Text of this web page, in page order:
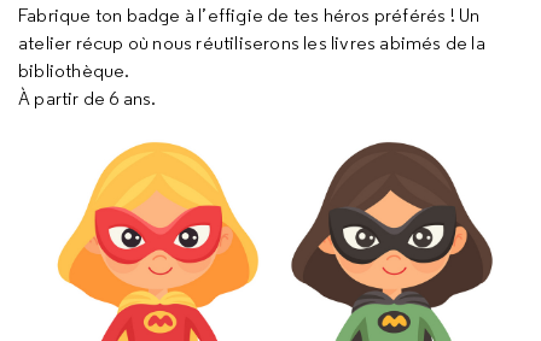
Fabrique ton badge à l’effigie de tes héros préférés ! Un
atelier récup où nous réutiliserons les livres abimés de la
bibliothèque.
À partir de 6 ans.